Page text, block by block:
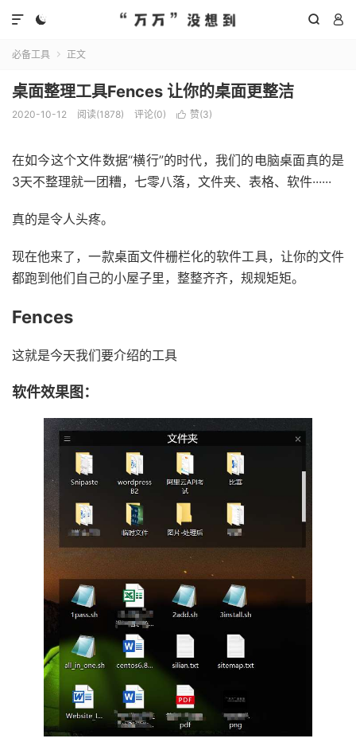
  

必备工具  正文
桌面整理工具Fences 让你的桌面更整洁
2020-10-12 阅读(1878) 评论(0)  赞(3)
在如今这个文件数据“横行”的时代，我们的电脑桌面真的是
3天不整理就一团糟，七零八落，文件夹、表格、软件······
真的是令人头疼。
现在他来了，一款桌面文件栅栏化的软件工具，让你的文件
都跑到他们自己的小屋子里，整整齐齐，规规矩矩。
Fences
这就是今天我们要介绍的工具
软件效果图：